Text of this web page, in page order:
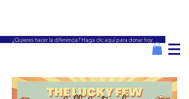
¿Quieres hacer la diferencia? Haga clic aquí para donar hoy.